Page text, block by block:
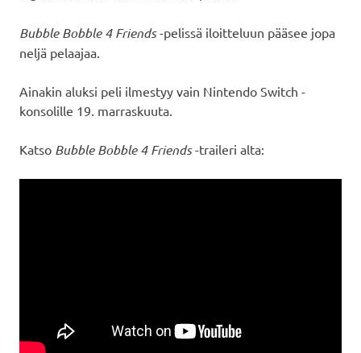
Bubble Bobble 4 Friends-pelissä iloitteluun pääsee jopa
neljä pelaajaa.
Ainakin aluksi peli ilmestyy vain Nintendo Switch -
konsolille 19. marraskuuta.
Katso Bubble Bobble 4 Friends-traileri alta: